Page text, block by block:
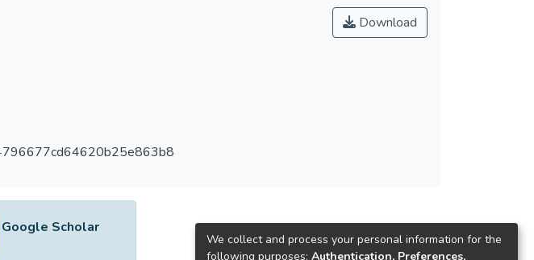
Download
Google Scholar
We collect and process your personal information for the
following purposes: Authentication, Preferences,